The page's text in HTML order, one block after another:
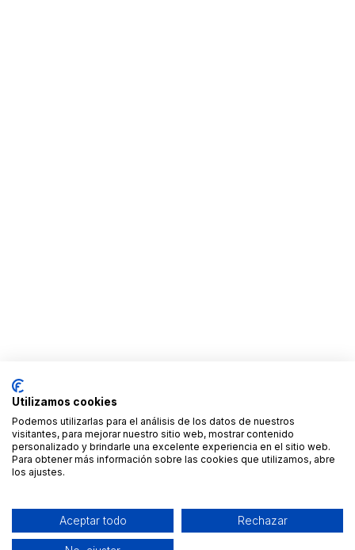
Utilizamos cookies
Podemos utilizarlas para el análisis de los datos de nuestros
visitantes, para mejorar nuestro sitio web, mostrar contenido
personalizado y brindarle una excelente experiencia en el sitio web.
Para obtener más información sobre las cookies que utilizamos, abre
los ajustes.
Aceptar todo Rechazar